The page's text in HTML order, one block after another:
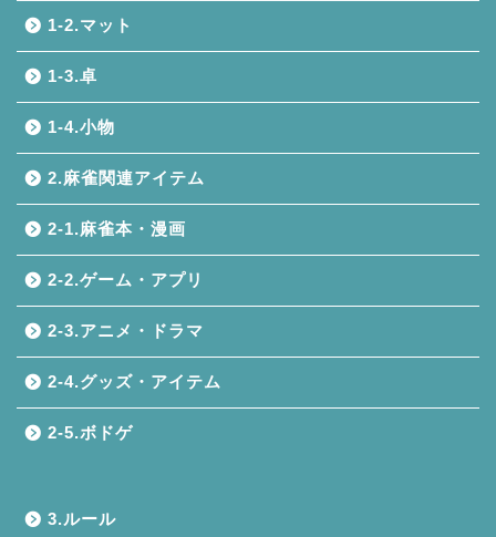
1-2.マット
1-3.卓
1-4.小物
2.麻雀関連アイテム
2-1.麻雀本・漫画
2-2.ゲーム・アプリ
2-3.アニメ・ドラマ
2-4.グッズ・アイテム
2-5.ボドゲ
3.ルール